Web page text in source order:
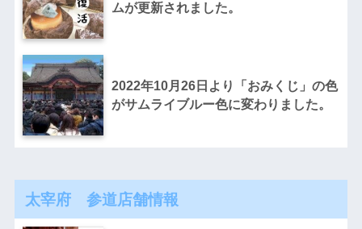
ムが更新されました。
2022年10月26日より「おみくじ」の色
がサムライブルー色に変わりました。
太宰府 参道店舗情報